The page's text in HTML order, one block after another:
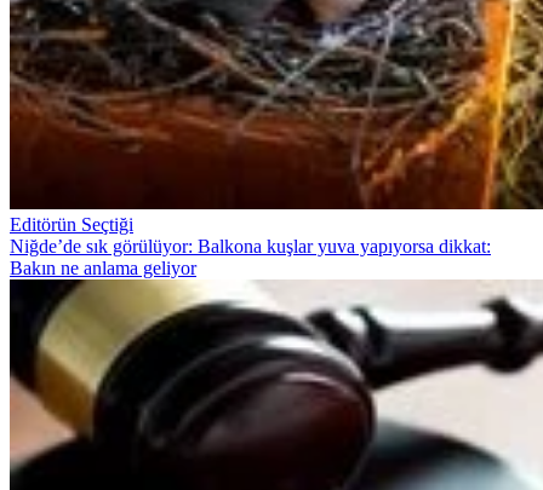
Editörün Seçtiği
Niğde’de sık görülüyor: Balkona kuşlar yuva yapıyorsa dikkat:
Bakın ne anlama geliyor